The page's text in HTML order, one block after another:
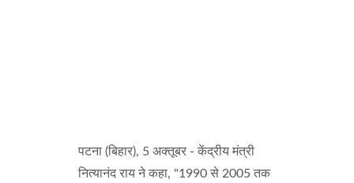
पटना (बिहार), 5 अक्तूबर - केंद्रीय मंत्री
नित्यानंद राय ने कहा, "1990 से 2005 तक